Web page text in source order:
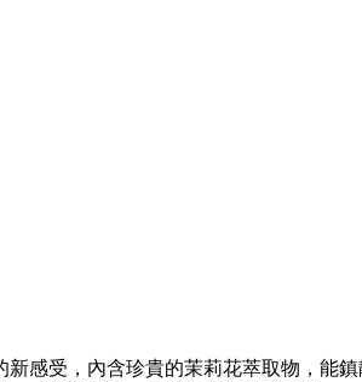
感受，內含珍貴的茉莉花萃取物，能鎮